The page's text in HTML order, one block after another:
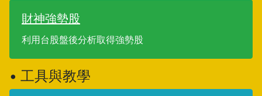
財神強勢股
利用台股盤後分析取得強勢股
• 工具與教學